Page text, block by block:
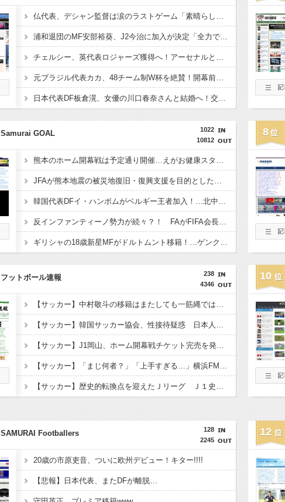
仏代表、デシャン監督は涙のラストゲーム「素晴らしい冒険だった」 来週にもジダン新監督が就任へ
浦和退団のMF安部裕葵、J2今治に加入が決定「全力で頑張ります」（関連まとめ）
チェルシー、英代表ロジャーズ獲得へ！アーセナルとの争奪戦を制す 移籍金は英国人史上最高額の1億1700万ポンド（約256億円）
元ブラジル代表カカ、48チーム制W杯を絶賛！開幕前の不安を一蹴「多すぎると思っていたが退屈な試合は一つもなかった」
日本代表DF板倉滉、女優の川口春奈さんと結婚へ！交際１年、W杯を終え決断（関連まとめ）
1022
10812
Samurai GOAL
熊本のホーム開幕戦は予定通り開催…えがお健康スタジアムの施設再開受け、15日に栃木SC戦
JFAが熊本地震の被災地復旧・復興支援を目的とした義援金500万円を寄付
韓国代表DFイ・ハンボムがベルギー王者加入！…北中米W杯で全3試合に出場
反インファンティーノ勢力が続々？！ FAがFIFA会長続投支持を撤回か
ギリシャの18歳新星MFがドルトムント移籍！…ゲンクから総額58億円で加入
8
238
4346
フットボール速報
【サッカー】中村敬斗の移籍はまたしても一筋縄ではいかず？スタッド・ランス会長が残留を示唆「批判を受けることがあったとしても」
【サッカー】韓国サッカー協会、性接待疑惑 日本人審判も含まれると報道 「Jリーグの審判を統括する人物」
【サッカー】J1岡山、ホーム開幕戦チケット完売を発表 24年から31試合連続で…クラブ謝罪「大変申し訳なく思っております」
【サッカー】「まじ何者？」「上手すぎる…」横浜FMの16歳超逸材が開幕Jデビュー戦で魅せた“衝撃プレー”にSNS騒然！「すごい才能」
【サッカー】歴史的転換点を迎えたＪリーグ Ｊ１史上最多６万３９６０人の観客が国立を埋める…シーズン移行開幕
10
128
2245
SAMURAI Footballers
20歳の市原吏音、ついに欧州デビュー！キター!!!!
【悲報】日本代表、またDFが離脱…
12